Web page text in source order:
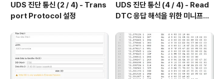
UDS 진단 통신 (2 / 4) - Trans
port Protocol 설정
UDS 진단 통신 (4 / 4) - Read
DTC 응답 해석을 위한 미니프로